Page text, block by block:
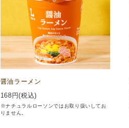
醤油ラーメン
168 円(税込)
※ナチュラルローソンではお取り扱いしてお
りません。